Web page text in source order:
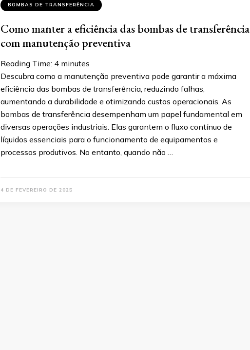
BOMBAS DE TRANSFERÊNCIA
Como manter a eficiência das bombas de transferência
com manutenção preventiva
Reading Time: 4 minutes
Descubra como a manutenção preventiva pode garantir a máxima
eficiência das bombas de transferência, reduzindo falhas,
aumentando a durabilidade e otimizando custos operacionais. As
bombas de transferência desempenham um papel fundamental em
diversas operações industriais. Elas garantem o fluxo contínuo de
líquidos essenciais para o funcionamento de equipamentos e
processos produtivos. No entanto, quando não …
4 DE FEVEREIRO DE 2025